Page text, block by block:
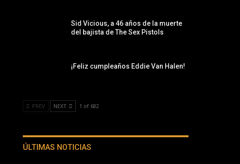
Sid Vicious, a 46 años de la muerte
del bajista de The Sex Pistols
¡Feliz cumpleaños Eddie Van Halen!
PREV NEXT 1 of 682
ÚLTIMAS NOTICIAS